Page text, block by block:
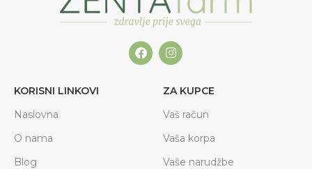
KORISNI LINKOVI
Naslovna
O nama
Blog
ZA KUPCE
Vaš račun
Vaša korpa
Vaše narudžbe